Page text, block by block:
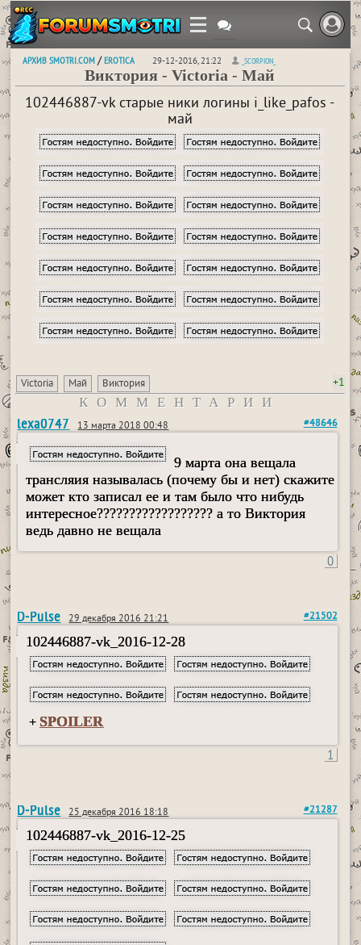
АРХИВ SMOTRI.COM /EROTICA 29-12-2016, 21:22 _SCORPION_
Виктория - Victoria - Май
102446887-vk старые ники логины i_like_pafos -
май
Victoria Май Виктория +1
КОММЕНТАРИИ
lexa0747 13 марта 2018 00:48 #48646
9 марта она вещала
трансляия называлась (почему бы и нет) скажите
может кто записал ее и там было что нибудь
интересное?????????????????? а то Виктория
ведь давно не вещала
0
D-Pulse 29 декабря 2016 21:21 #21502
102446887-vk_2016-12-28
+ SPOILER
1
D-Pulse 25 декабря 2016 18:18 #21287
102446887-vk_2016-12-25